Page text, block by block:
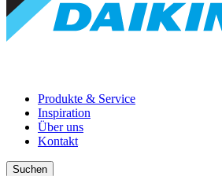
Produkte & Service
Inspiration
Über uns
Kontakt
Suchen